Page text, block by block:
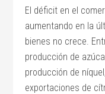
El déficit en el
aumentando en la
bienes no crece.
producción de
producción de
exportaciones de